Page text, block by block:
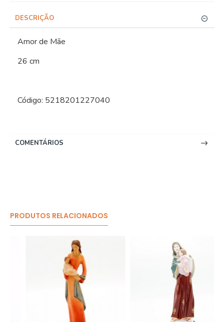
DESCRIÇÃO
Amor de Mãe
26 cm
Código: 5218201227040
COMENTÁRIOS
PRODUTOS RELACIONADOS